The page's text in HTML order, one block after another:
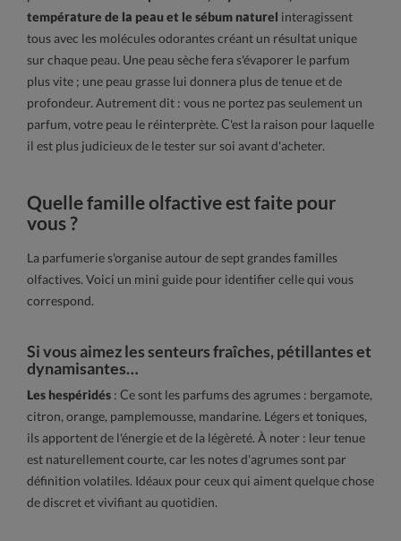
température de la peau et le sébum naturel interagissent
tous avec les molécules odorantes créant un résultat unique
sur chaque peau. Une peau sèche fera s'évaporer le parfum
plus vite ; une peau grasse lui donnera plus de tenue et de
profondeur. Autrement dit : vous ne portez pas seulement un
parfum, votre peau le réinterprète. C'est la raison pour laquelle
il est plus judicieux de le tester sur soi avant d'acheter.
Quelle famille olfactive est faite pour
vous ?
La parfumerie s'organise autour de sept grandes familles
olfactives. Voici un mini guide pour identifier celle qui vous
correspond.
Si vous aimez les senteurs fraîches, pétillantes et
dynamisantes…
Les hespéridés : Ce sont les parfums des agrumes : bergamote,
citron, orange, pamplemousse, mandarine. Légers et toniques,
ils apportent de l'énergie et de la légèreté. À noter : leur tenue
est naturellement courte, car les notes d'agrumes sont par
définition volatiles. Idéaux pour ceux qui aiment quelque chose
de discret et vivifiant au quotidien.